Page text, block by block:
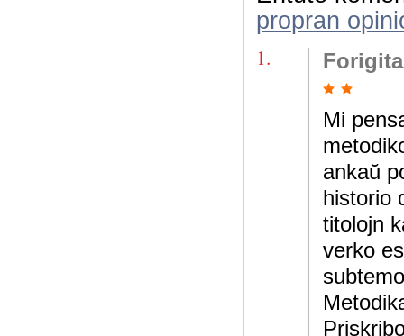
propran
1.
Mi
ankaŭ
historio
titolojn
verko